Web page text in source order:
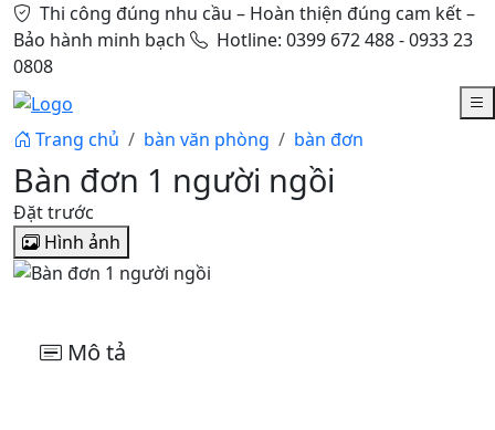
Thi công đúng nhu cầu – Hoàn thiện đúng cam kết –
Bảo hành minh bạch
Hotline: 0399 672 488 - 0933 23
0808
Trang chủ bàn văn phòng bàn đơn
Bàn đơn 1 người ngồi
Đặt trước
Hình ảnh
Mô tả